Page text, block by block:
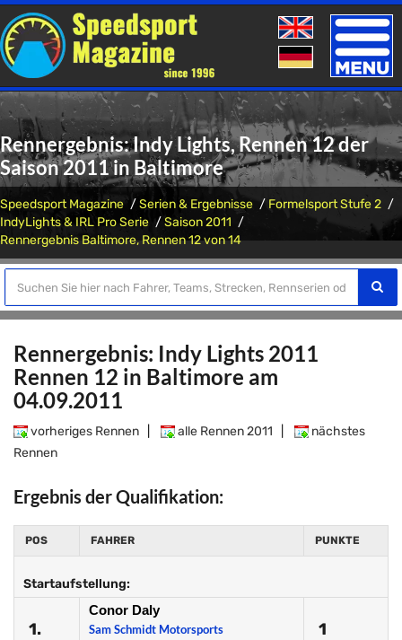
Toggle
Rennergebnis: Indy Lights, Rennen 12 der
Saison 2011 in Baltimore
Speedsport Magazine Serien & Ergebnisse
Formelsport Stufe 2
IndyLights & IRL Pro Serie
Saison 2011
Rennergebnis Baltimore, Rennen 12 von 14
Rennergebnis: Indy Lights 2011
Rennen 12 in Baltimore am
04.09.2011
vorheriges Rennen alle Rennen 2011
nächstes
Rennen
Ergebnis der Qualifikation:
POS FAHRER PUNKTE
Startaufstellung:
1.
Conor Daly
Sam Schmidt Motorsports
1